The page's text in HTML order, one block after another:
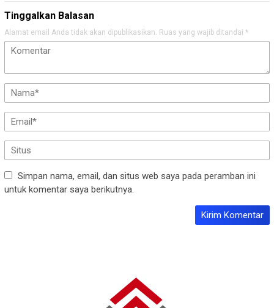
Tinggalkan Balasan
Alamat email Anda tidak akan dipublikasikan. Ruas yang wajib ditandai *
Simpan nama, email, dan situs web saya pada peramban ini
untuk komentar saya berikutnya.